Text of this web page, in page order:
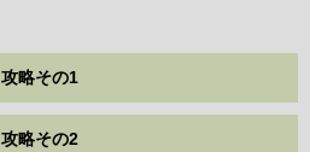
攻略その1
攻略その2